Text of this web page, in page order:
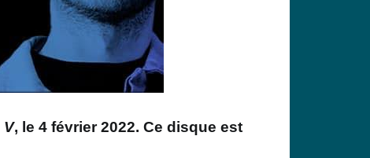
V, le 4 février 2022. Ce disque est